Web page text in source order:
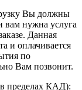
Вы должны
вам нужна услуга
Данная
и оплачивается
по
Вам позвонит.
пределах КАД):